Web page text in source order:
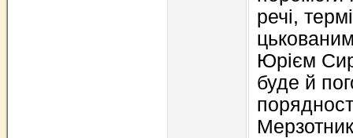
речі,
Юрієм
буде й